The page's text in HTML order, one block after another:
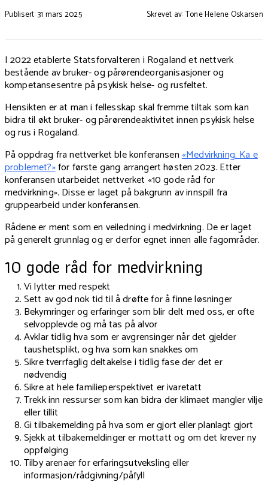
Publisert: 31 mars 2025 Skrevet av: Tone Helene Oskarsen
I 2022 etablerte Statsforvalteren i Rogaland et nettverk
bestående av bruker- og pårørendeorganisasjoner og
kompetansesentre på psykisk helse- og rusfeltet.
Hensikten er at man i fellesskap skal fremme tiltak som kan
bidra til økt bruker- og pårørendeaktivitet innen psykisk helse
og rus i Rogaland.
På oppdrag fra nettverket ble konferansen«Medvirkning. Ka e
problemet?»for første gang arrangert høsten 2023. Etter
konferansen utarbeidet nettverket «10 gode råd for
medvirkning». Disse er laget på bakgrunn av innspill fra
gruppearbeid under konferansen.
Rådene er ment som en veiledning i medvirkning. De er laget
på generelt grunnlag og er derfor egnet innen alle fagområder.
10 gode råd for medvirkning
Vi lytter med respekt
Sett av god nok tid til å drøfte for å finne løsninger
Bekymringer og erfaringer som blir delt med oss, er ofte
selvopplevde og må tas på alvor
Avklar tidlig hva som er avgrensinger når det gjelder
taushetsplikt, og hva som kan snakkes om
Sikre tverrfaglig deltakelse i tidlig fase der det er
nødvendig
Sikre at hele familieperspektivet er ivaretatt
Trekk inn ressurser som kan bidra der klimaet mangler vilje
eller tillit
Gi tilbakemelding på hva som er gjort eller planlagt gjort
Sjekk at tilbakemeldinger er mottatt og om det krever ny
oppfølging
Tilby arenaer for erfaringsutveksling eller
informasjon/rådgivning/påfyll